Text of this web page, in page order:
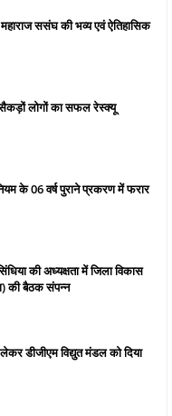
ससंघ की भव्य एवं ऐतिहासिक
सैकड़ों लोगों का सफल रेस्क्यू
के 06 वर्ष पुराने प्रकरण में फरार
की अध्यक्षता में जिला विकास
की बैठक संपन्न
डीजीएम विद्युत मंडल को दिया